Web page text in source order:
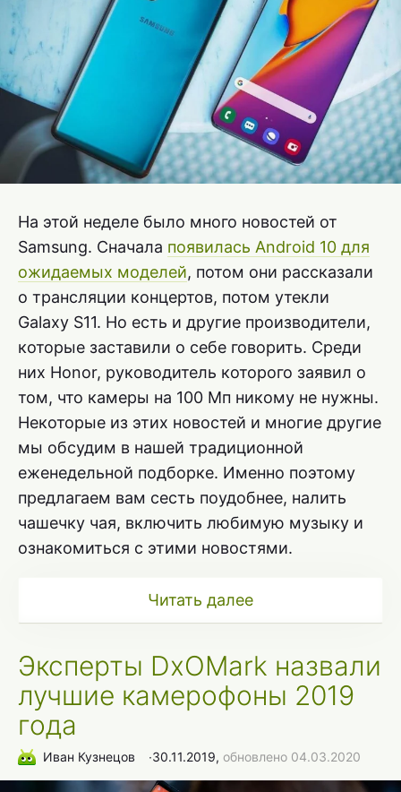
На этой неделе было много новостей от
Samsung. Сначала появилась Android 10 для
ожидаемых моделей, потом они рассказали
о трансляции концертов, потом утекли
Galaxy S11. Но есть и другие производители,
которые заставили о себе говорить. Среди
них Honor, руководитель которого заявил о
том, что камеры на 100 Мп никому не нужны.
Некоторые из этих новостей и многие другие
мы обсудим в нашей традиционной
еженедельной подборке. Именно поэтому
предлагаем вам сесть поудобнее, налить
чашечку чая, включить любимую музыку и
ознакомиться с этими новостями.
Читать далее
Эксперты DxOMark назвали
лучшие камерофоны 2019
года
Иван Кузнецов ∙30.11.2019, обновлено 04.03.2020